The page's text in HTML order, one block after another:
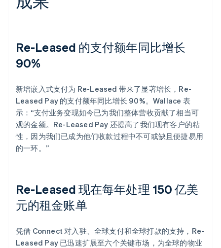
Re-Leased 的支付额年同比增长
90%
新增嵌入式支付为 Re-Leased 带来了显著增长，Re-
Leased Pay 的支付额年同比增长 90%。Wallace 表
示：“支付业务变现如今已为我们整体营收贡献了相当可
观的金额。Re-Leased Pay 还提高了我们现有客户的粘
性，因为我们已成为他们收款过程中不可或缺且便捷易用
的一环。”
Re-Leased 现在每年处理 150 亿美
元的租金账单
凭借 Connect 对入驻、全球支付和全球打款的支持，Re-
Leased Pay 已迅速扩展至六个关键市场，为全球的物业